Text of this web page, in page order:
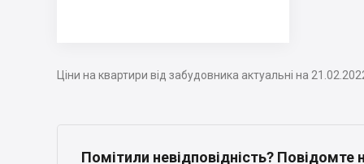
Ціни на квартири від забудовника актуальні на
Помітили невідповідність? Повідомте